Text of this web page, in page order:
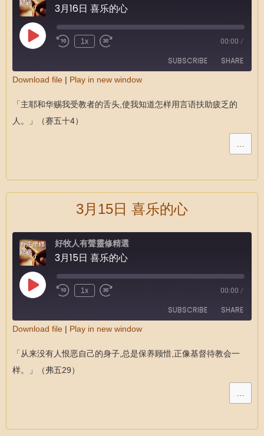
3月16日 喜乐的心
1x 00:00 /
SUBSCRIBE SHARE
RSS FEED
LINK
Download file | Play in new window
「主耶和华赐我受教者的舌头,使我知道怎样用言语扶助疲乏的
人。」（赛五十4）
…
3月15日 喜乐的心
好牧人有聲靈修精選
3月15日 喜乐的心
1x 00:00 /
SUBSCRIBE SHARE
RSS FEED
LINK
Download file | Play in new window
「从来没有人恨恶自己的身子,总是保养顾惜,正像基督待教会一
样。」（弗五29）
…